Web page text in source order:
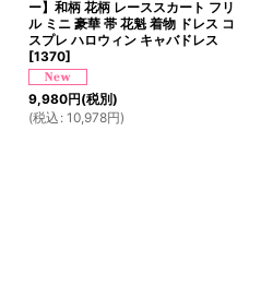
ー】和柄 花柄 レーススカート フリ
ル ミニ 豪華 帯 花魁 着物 ドレス コ
スプレ ハロウィン キャバドレス
[1370]
9,980円(税別)
(税込 : 10,978円)